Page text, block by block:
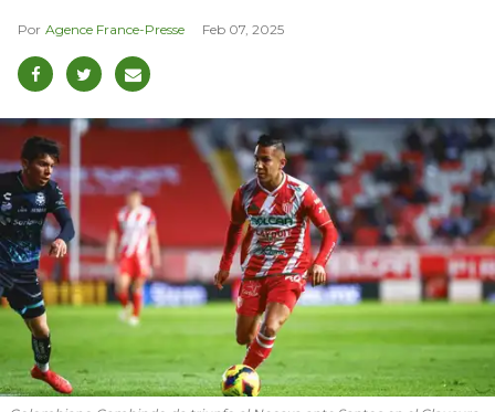
Agence France-Presse Feb 07, 2025